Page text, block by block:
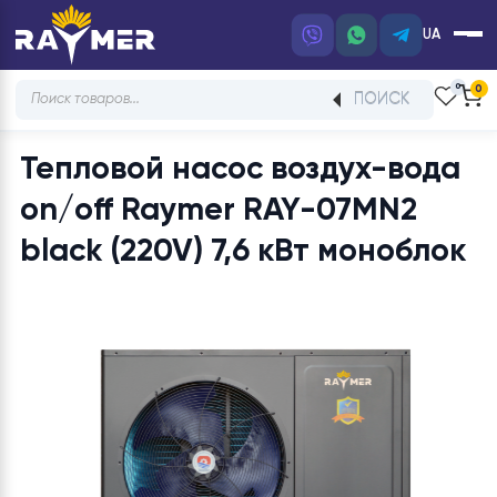
UA
Products
ПОИСК
Тепловой насос воздух-
on/off Raymer RAY-07MN2